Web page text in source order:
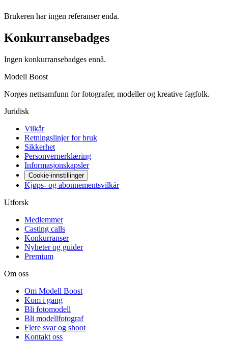
Brukeren har ingen referanser enda.
Konkurransebadges
Ingen konkurransebadges ennå.
Modell Boost
Norges nettsamfunn for fotografer, modeller og kreative fagfolk.
Juridisk
Vilkår
Retningslinjer for bruk
Sikkerhet
Personvernerklæring
Informasjonskapsler
Cookie-innstillinger
Kjøps- og abonnementsvilkår
Utforsk
Medlemmer
Casting calls
Konkurranser
Nyheter og guider
Premium
Om oss
Om Modell Boost
Kom i gang
Bli fotomodell
Bli modellfotograf
Flere svar og shoot
Kontakt oss